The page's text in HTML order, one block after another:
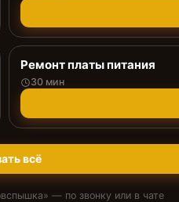
Ремонт платы питания
30 мин
всё
» — по звонку или в чате